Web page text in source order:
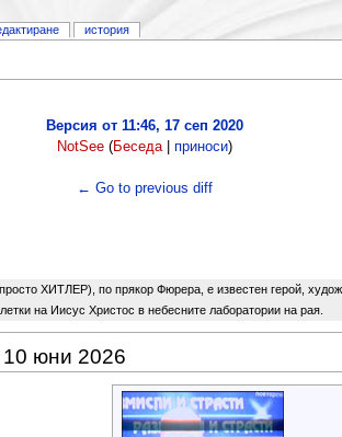
Версия от 11:46, 17 сеп 2020
NotSее (Беседа|приноси)
← Go to previous diff
ХИТЛЕР), по прякор Фюрера, е известен герой,
на Иисус Христос в небесните лаборатории на рая.
юни 2026
история